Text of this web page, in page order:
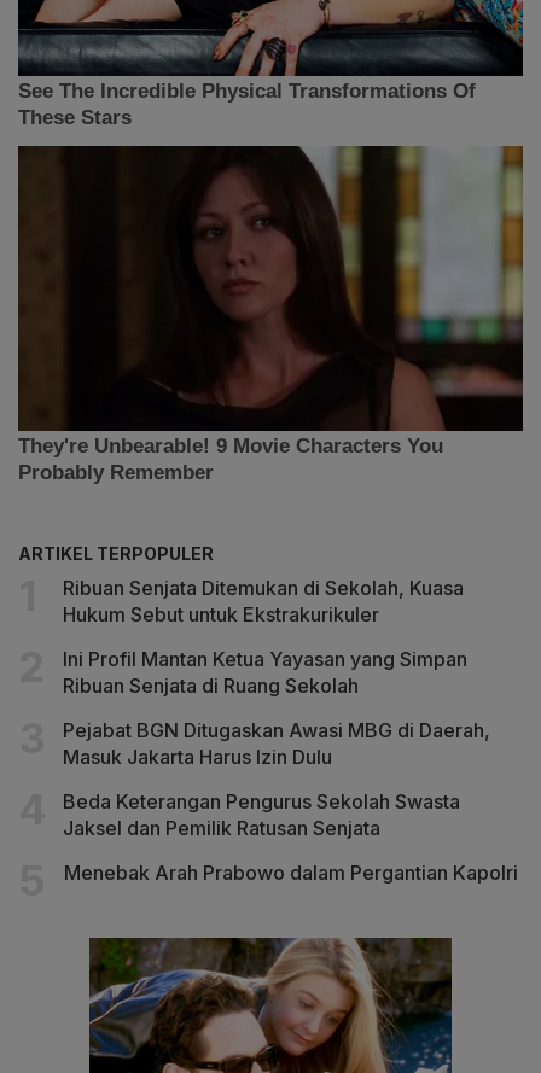
ARTIKEL TERPOPULER
Ribuan Senjata Ditemukan di Sekolah, Kuasa
Hukum Sebut untuk Ekstrakurikuler
Ini Profil Mantan Ketua Yayasan yang Simpan
Ribuan Senjata di Ruang Sekolah
Pejabat BGN Ditugaskan Awasi MBG di Daerah,
Masuk Jakarta Harus Izin Dulu
Beda Keterangan Pengurus Sekolah Swasta
Jaksel dan Pemilik Ratusan Senjata
Menebak Arah Prabowo dalam Pergantian Kapolri